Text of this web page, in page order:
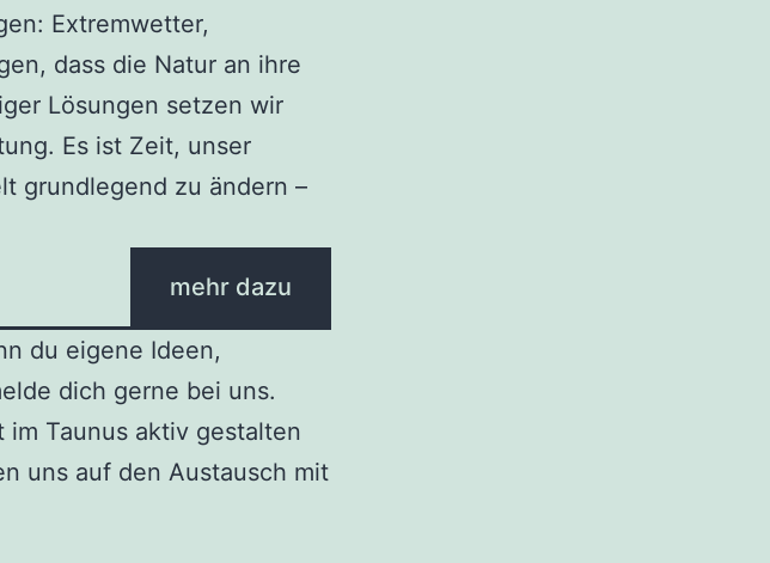
Extremwetter,
dass die Natur an ihre
Lösungen setzen wir
Es ist Zeit, unser
grundlegend zu ändern –
mehr dazu
du eigene Ideen,
dich gerne bei uns.
Taunus aktiv gestalten
uns auf den Austausch mit